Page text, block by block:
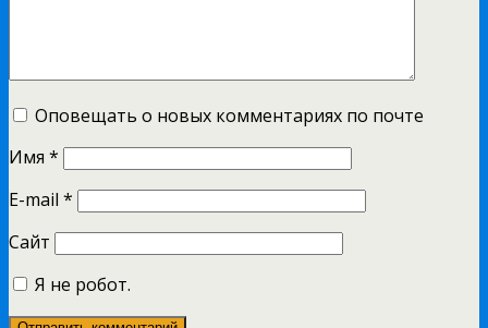
Оповещать о новых комментариях по почте
Имя *
E-mail *
Сайт
Я не робот.